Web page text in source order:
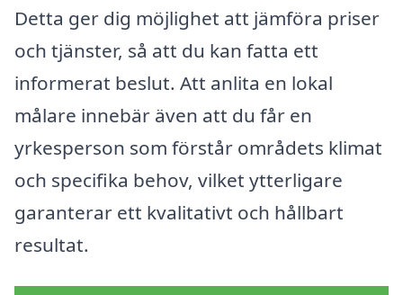
Detta ger dig möjlighet att jämföra priser
och tjänster, så att du kan fatta ett
informerat beslut. Att anlita en lokal
målare innebär även att du får en
yrkesperson som förstår områdets klimat
och specifika behov, vilket ytterligare
garanterar ett kvalitativt och hållbart
resultat.